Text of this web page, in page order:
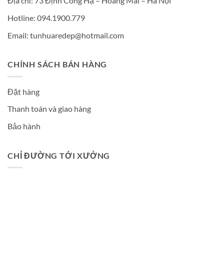
Hotline: 094.1900.779
Email: tunhuaredep@hotmail.com
CHÍNH SÁCH BÁN HÀNG
Đặt hàng
Thanh toán và giao hàng
Bảo hành
CHỈ ĐƯỜNG TỚI XƯỞNG